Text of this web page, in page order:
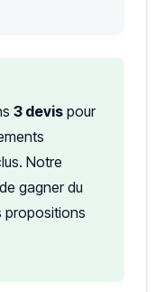
3 devis pour
Notre
gagner du
propositions